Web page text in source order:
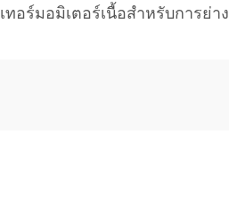
เทอร์มอมิเตอร์เนื้อสำหรับการย่าง